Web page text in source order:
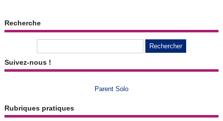
Recherche
Suivez-nous !
Parent Solo
Rubriques pratiques